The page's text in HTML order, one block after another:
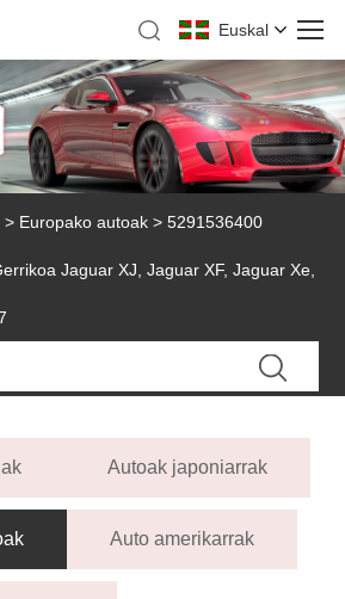
Euskal
> Europako autoak > 5291536400
Jaguar XJ, Jaguar XF, Jaguar Xe,
Autoak japoniarrak
Auto amerikarrak